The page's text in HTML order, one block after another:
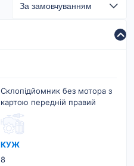
Склопідйомник без мотора з
картою передній правий
КУЖ
8